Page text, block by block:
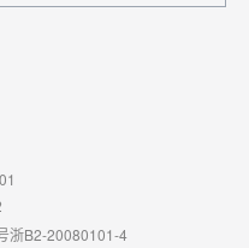
浙B2-20080101-4